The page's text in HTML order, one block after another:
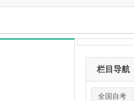
栏目导航
全国自考